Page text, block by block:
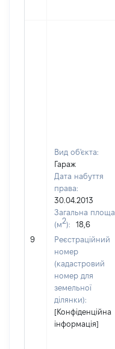
9
Вид об'єкта:
Гараж
Дата набуття
права:
30.04.2013
Загальна площа
(м2):
18,6
Реєстраційний
номер
(кадастровий
номер для
земельної
ділянки):
[Конфіденційна
інформація]